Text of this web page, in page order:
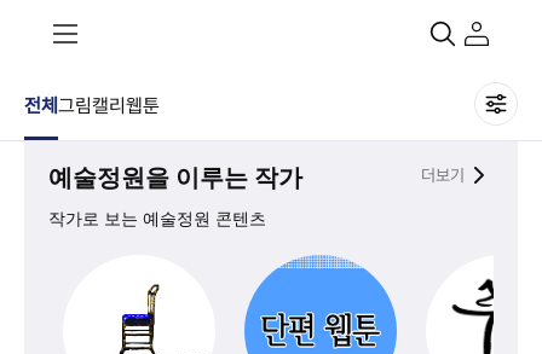
전체 그림캘리웹툰
예술정원을 이루는 작가
작가로 보는 예술정원 콘텐츠
더보기